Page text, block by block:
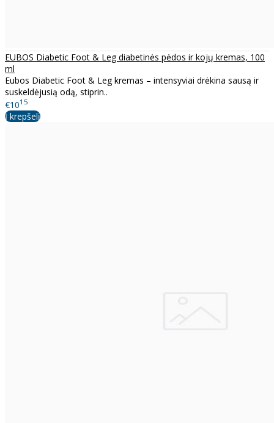
EUBOS Diabetic Foot & Leg diabetinės pėdos ir kojų kremas, 100
ml
Eubos Diabetic Foot & Leg kremas – intensyviai drėkina sausą ir
suskeldėjusią odą, stiprin..
€1015
Į krepšelį